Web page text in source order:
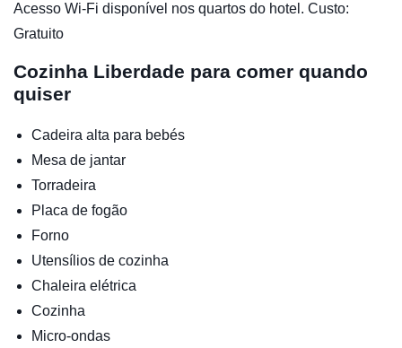
Acesso Wi-Fi disponível nos quartos do hotel. Custo:
Gratuito
Cozinha Liberdade para comer quando
quiser
Cadeira alta para bebés
Mesa de jantar
Torradeira
Placa de fogão
Forno
Utensílios de cozinha
Chaleira elétrica
Cozinha
Micro-ondas